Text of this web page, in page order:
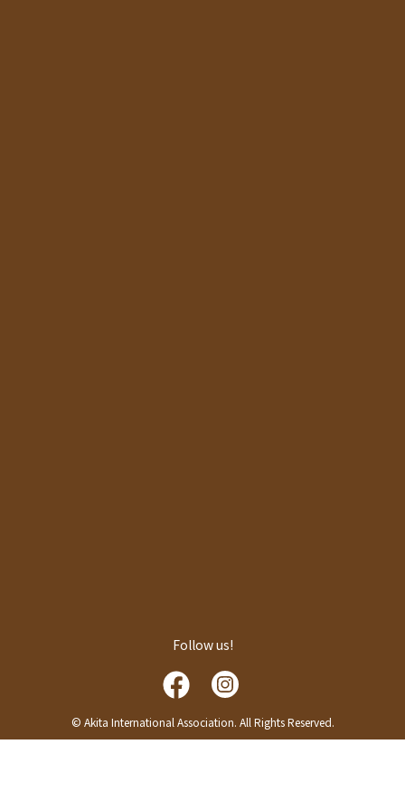
Follow us!
© Akita International Association. All Rights Reserved.